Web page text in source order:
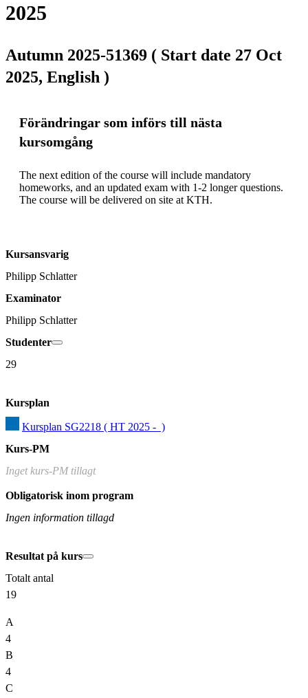
2025
Autumn 2025-51369 ( Start date 27 Oct
2025, English )
Förändringar som införs till nästa
kursomgång
The next edition of the course will include mandatory
homeworks, and an updated exam with 1-2 longer questions.
The course will be delivered on site at KTH.
Kursansvarig
Philipp Schlatter
Examinator
Philipp Schlatter
Studenter
29
Kursplan
Kursplan SG2218 ( HT 2025 -  )
Kurs-PM
Inget kurs-PM tillagt
Obligatorisk inom program
Ingen information tillagd
Resultat på kurs
Totalt antal
19
A
4
B
4
C